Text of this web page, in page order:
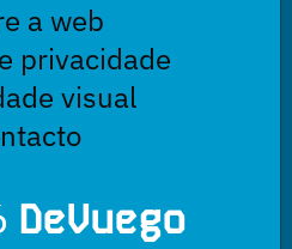
a web
privacidade
visual
DeVuego